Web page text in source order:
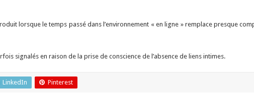
lorsque le temps passé dans l’environnement « en ligne » remplace presque
signalés en raison de la prise de conscience de l’absence de liens intimes.
LinkedIn Pinterest